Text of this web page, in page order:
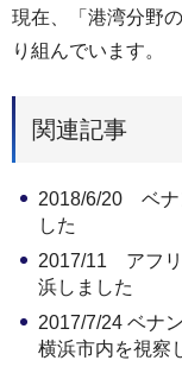
現在、「港湾分野
り組んでいます。
関連記事
2018/6/20 ベナ
した
2017/11 アフリ
浜しました
2017/7/24 ベナ
横浜市内を視察